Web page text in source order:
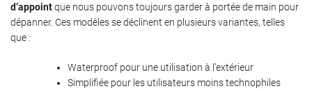
d’appointque nous pouvons toujours garder à portée de main pour
dépanner. Ces modèles se déclinent en plusieurs variantes, telles
que :
Waterproof pour une utilisation à l’extérieur
Simplifiée pour les utilisateurs moins technophiles